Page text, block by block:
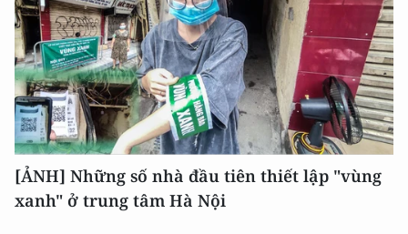
[ẢNH] Những số nhà đầu tiên thiết lập "vùng
xanh" ở trung tâm Hà Nội